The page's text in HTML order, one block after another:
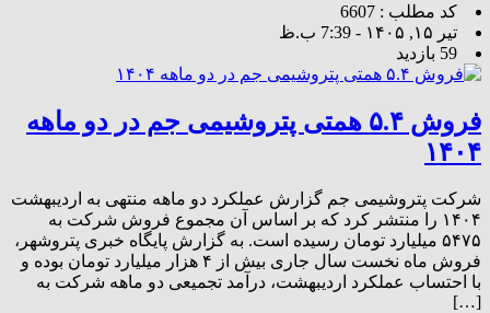
کد مطلب : 6607
تیر ۱۵, ۱۴۰۵ - 7:39 ب.ظ
59 بازدید
فروش ۵.۴ همتی پتروشیمی جم در دو ماهه
۱۴۰۴
شرکت پتروشیمی جم گزارش عملکرد دو ماهه منتهی به اردیبهشت
۱۴۰۴ را منتشر کرد که بر اساس آن مجموع فروش شرکت به
۵۴۷۵ میلیارد تومان رسیده است. به گزارش پایگاه خبری پتروشهر،
فروش ماه نخست سال جاری بیش از ۴ هزار میلیارد تومان بوده و
با احتساب عملکرد اردیبهشت، درآمد تجمیعی دو ماهه شرکت به
[…]